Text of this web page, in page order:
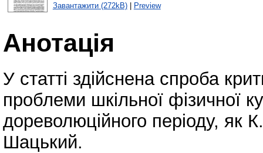
Завантажити (272kB)| Preview
Анотація
У статті здійснена спроба
проблеми шкільної фізичної
дореволюційного періоду,
Шацький.